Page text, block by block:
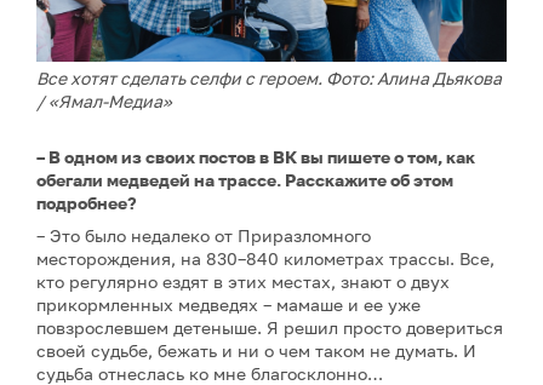
Все хотят сделать селфи с героем. Фото: Алина Дьякова
/ «Ямал-Медиа»
– В одном из своих постов в ВК вы пишете о том, как
обегали медведей на трассе. Расскажите об этом
подробнее?
– Это было недалеко от Приразломного
месторождения, на 830–840 километрах трассы. Все,
кто регулярно ездят в этих местах, знают о двух
прикормленных медведях – мамаше и ее уже
повзрослевшем детеныше. Я решил просто довериться
своей судьбе, бежать и ни о чем таком не думать. И
судьба отнеслась ко мне благосклонно…